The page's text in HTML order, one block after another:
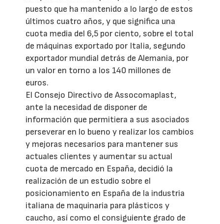
puesto que ha mantenido a lo largo de estos
últimos cuatro años, y que significa una
cuota media del 6,5 por ciento, sobre el total
de máquinas exportado por Italia, segundo
exportador mundial detrás de Alemania, por
un valor en torno a los 140 millones de
euros.
El Consejo Directivo de Assocomaplast,
ante la necesidad de disponer de
información que permitiera a sus asociados
perseverar en lo bueno y realizar los cambios
y mejoras necesarios para mantener sus
actuales clientes y aumentar su actual
cuota de mercado en España, decidió la
realización de un estudio sobre el
posicionamiento en España de la industria
italiana de maquinaria para plásticos y
caucho, así como el consiguiente grado de